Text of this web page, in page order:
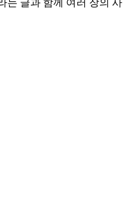
는 글과 함께 여러 장의 사